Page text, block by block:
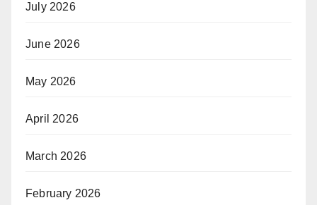
July 2026
June 2026
May 2026
April 2026
March 2026
February 2026